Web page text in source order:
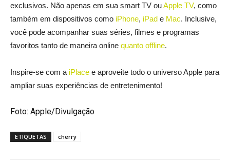
exclusivos. Não apenas em sua smart TV ouApple TV, como
também em dispositivos como iPhone, iPad e Mac. Inclusive,
você pode acompanhar suas séries, filmes e programas
favoritos tanto de maneira online quanto offline.
Inspire-se com a iPlace e aproveite todo o universo Apple para
ampliar suas experiências de entretenimento!
Foto: Apple/Divulgação
ETIQUETAS cherry